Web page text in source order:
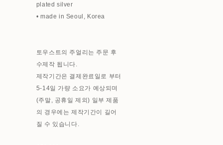
plated silver
• made in Seoul, Korea
토우스트의 주얼리는 주문 후
수제작 됩니다.
제작기간은 결제완료일로 부터
5-14일 가량 소요가 예상되며
(주말, 공휴일 제외) 일부 제품
의 경우에는 제작기간이 길어
질 수 있습니다.